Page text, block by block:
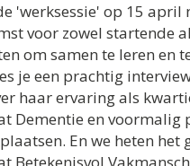
'werksessie' op 15 april
voor zowel startende
om samen te leren en
je een prachtig
haar ervaring als
Dementie en voormalig
En we heten het